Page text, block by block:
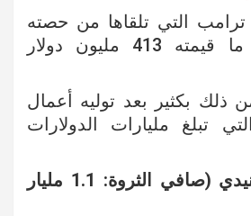
التي تلقاها من حصته
في إرث والده ما قيمته 413 مليون دولار
ذلك بكثير بعد توليه أعمال
تبلغ مليارات الدولارات
ثانيا. جون إف كنيدي (صافي الثروة: 1.1 مليار